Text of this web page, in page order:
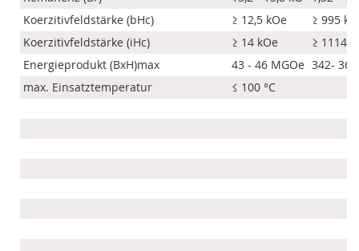
Koerzitivfeldstärke (bHc)
≥ 12,5 kOe
≥ 995
Koerzitivfeldstärke (iHc)
≥ 14 kOe
≥ 1114
Energieprodukt (BxH)max
43 - 46 MGOe 342- 366
max. Einsatztemperatur
≤ 100 °C